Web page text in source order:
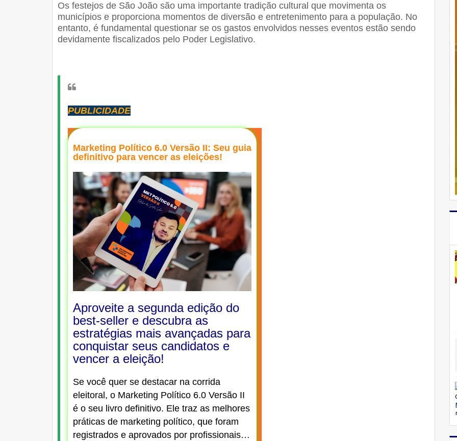
Os festejos de São João são uma importante tradição cultural que movimenta os
municípios e proporciona momentos de diversão e entretenimento para a população. No
entanto, é fundamental questionar se os gastos envolvidos nesses eventos estão sendo
devidamente fiscalizados pelo Poder Legislativo.
PUBLICIDADE
Marketing Político 6.0 Versão II: Seu guia
definitivo para vencer as eleições!
Aproveite a segunda edição do
best-seller e descubra as
estratégias mais avançadas para
conquistar seus candidatos e
vencer a eleição!
Se você quer se destacar na corrida
eleitoral, o Marketing Político 6.0 Versão II
é o seu livro definitivo. Ele traz as melhores
práticas de marketing político, que foram
registrados e aprovados por profissionais…